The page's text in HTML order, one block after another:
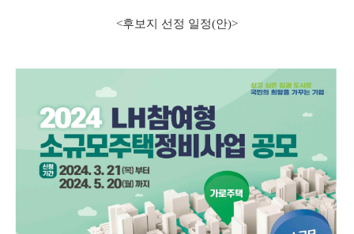
<후보지 선정 일정(안)>